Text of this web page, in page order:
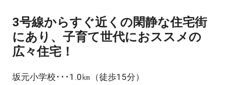
3号線からすぐ近くの閑静な住宅街
にあり、子育て世代におススメの
広々住宅！
坂元小学校･･･1.0㎞（徒歩15分）